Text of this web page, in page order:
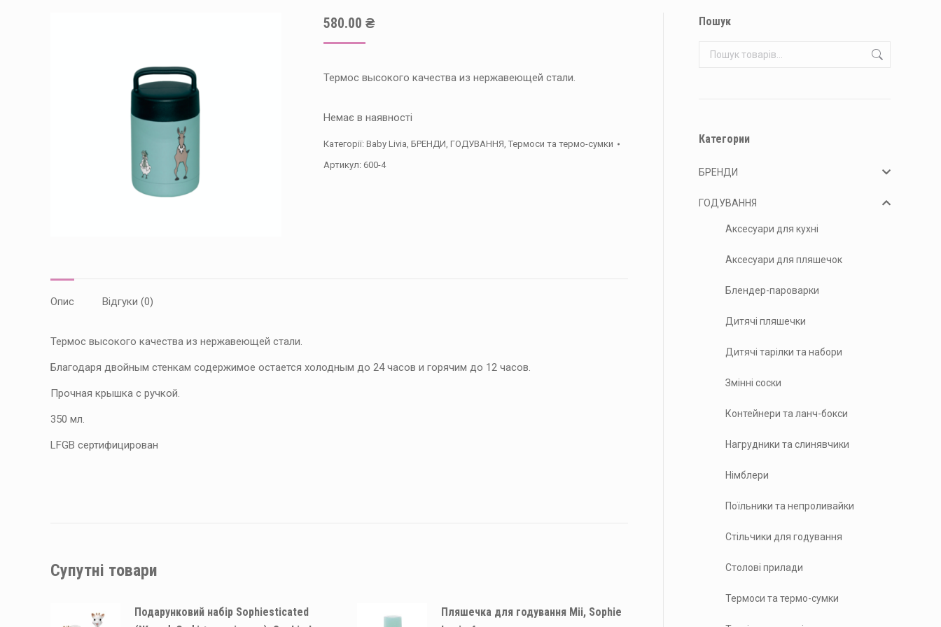
580.00 ₴
Термос высокого качества из нержавеющей стали.
Немає в наявності
Категорії: Baby Livia, БРЕНДИ, ГОДУВАННЯ, Термоси та термо-сумки
Артикул: 600-4
Опис Відгуки (0)
Термос высокого качества из нержавеющей стали.
Благодаря двойным стенкам содержимое остается холодным до 24 часов и горячим до 12 часов.
Прочная крышка с ручкой.
350 мл.
LFGB сертифицирован
Супутні товари
Подарунковий набір Sophiesticated
Пляшечка для годування Mii, Sophie
Пошук
Категории
БРЕНДИ
ГОДУВАННЯ
Аксесуари для кухні
Аксесуари для пляшечок
Блендер-пароварки
Дитячі пляшечки
Дитячі тарілки та набори
Змінні соски
Контейнери та ланч-бокси
Нагрудники та слинявчики
Німблери
Поїльники та непроливайки
Стільчики для годування
Столові прилади
Термоси та термо-сумки